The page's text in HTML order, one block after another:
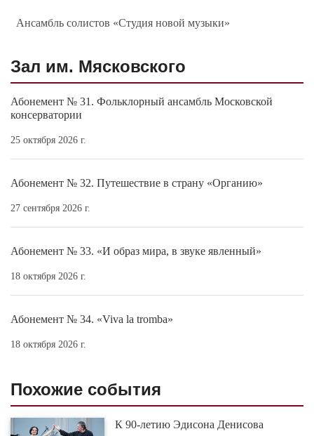
Ансамбль солистов «Студия новой музыки»
Зал им. Мясковского
Абонемент № 31. Фольклорный ансамбль Московской
консерватории
25 октября 2026 г.
Абонемент № 32. Путешествие в страну «Органию»
27 сентября 2026 г.
Абонемент № 33. «И образ мира, в звуке явленный»
18 октября 2026 г.
Абонемент № 34. «Viva la tromba»
18 октября 2026 г.
Похожие события
К 90-летию Эдисона Денисова